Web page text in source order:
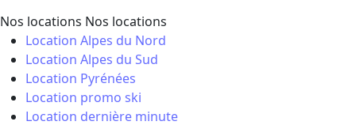
Nos locations Nos locations
Location Alpes du Nord
Location Alpes du Sud
Location Pyrénées
Location promo ski
Location dernière minute